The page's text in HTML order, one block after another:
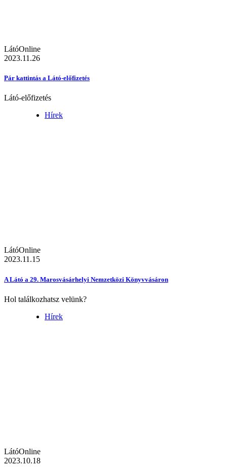
LátóOnline
2023.11.26
Pár kattintás a Látó-előfizetés
Látó-előfizetés
Hírek
LátóOnline
2023.11.15
A Látó a 29. Marosvásárhelyi Nemzetközi Könyvvásáron
Hol találkozhatsz velünk?
Hírek
LátóOnline
2023.10.18